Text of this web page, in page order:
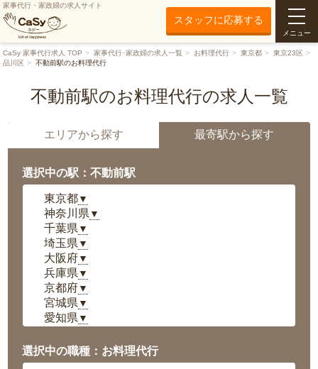
家事代行・家政婦の求人サイト
スタッフに応募する
メニュー
CaSy 家事代行求人 TOP 家事代行･家政婦の求人一覧 お料理代行 東京都
東京23区
品川区
不動前駅のお料理代行
不動前駅のお料理代行の求人一覧
エリアから探す 最寄駅から探す
選択中の駅：不動前駅
東京都▼
神奈川県 ▼
千葉県 ▼
埼玉県 ▼
大阪府▼
兵庫県 ▼
京都府▼
宮城県 ▼
愛知県 ▼
岡山県▼
広島県▼
選択中の職種：お料理代行